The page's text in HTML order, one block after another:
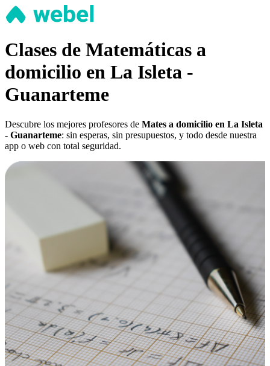
Clases de Matemáticas a
domicilio en La Isleta -
Guanarteme
Descubre los mejores profesores de Mates a domicilio en La Isleta
- Guanarteme: sin esperas, sin presupuestos, y todo desde nuestra
app o web con total seguridad.